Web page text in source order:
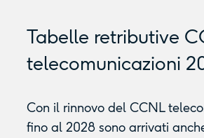
Tabelle retributive
telecomunicazioni
Con il rinnovo del CCNL
fino al 2028 sono arrivati